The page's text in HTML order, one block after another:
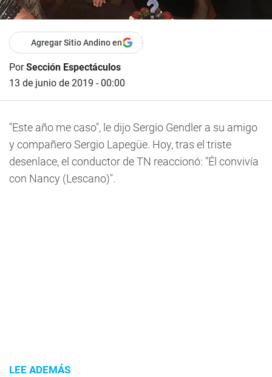
Agregar Sitio Andino en
PorSección Espectáculos
13 de junio de 2019 - 00:00
"Este año me caso", le dijo Sergio Gendler a su amigo
y compañero Sergio Lapegüe. Hoy, tras el triste
desenlace, el conductor de TN reaccionó: "Él convivía
con Nancy (Lescano)".
LEE ADEMÁS